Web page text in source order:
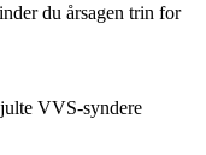
du årsagen trin for
VVS-syndere